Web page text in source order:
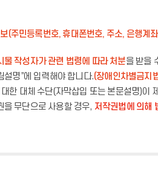
(주민등록번호, 휴대폰번호, 주소, 은행계
작성자가 관련 법령에 따라 처분을 받을
설명”에 입력해야 합니다.(장애인차별금지
한 대체 수단(자막삽입 또는 본문설명)이
을 무단으로 사용할 경우, 저작권법에 의해